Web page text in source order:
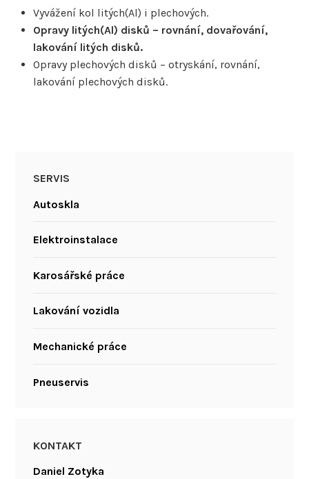
Vyvážení kol litých(Al) i plechových.
Opravy litých(Al) disků – rovnání, dovařování,
lakování litých disků.
Opravy plechových disků – otryskání, rovnání,
lakování plechových disků.
SERVIS
Autoskla
Elektroinstalace
Karosářské práce
Lakování vozidla
Mechanické práce
Pneuservis
KONTAKT
Daniel Zotyka